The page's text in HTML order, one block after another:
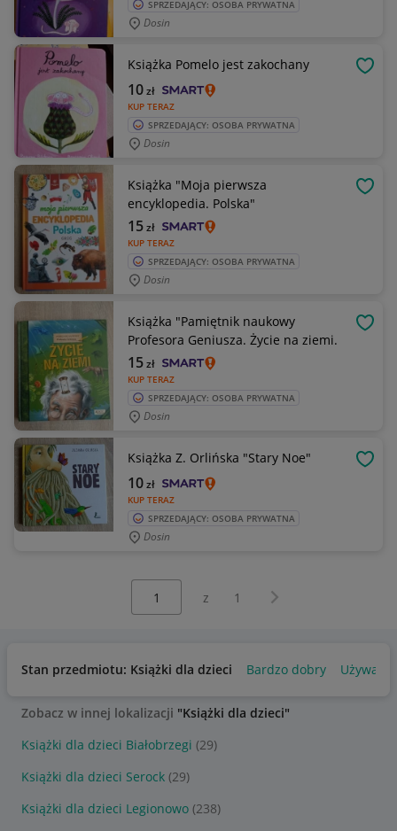
SPRZEDAJĄCY: OSOBA PRYWATNA
Dosin
Książka Pomelo jest zakochany
KUP TERAZ
10zł
SPRZEDAJĄCY: OSOBA PRYWATNA
Dosin
Książka "Moja pierwsza
encyklopedia. Polska"
KUP TERAZ
15zł
SPRZEDAJĄCY: OSOBA PRYWATNA
Dosin
Książka "Pamiętnik naukowy
Profesora Geniusza. Życie na ziemi.
KUP TERAZ
15zł
SPRZEDAJĄCY: OSOBA PRYWATNA
Dosin
Książka Z. Orlińska "Stary Noe"
KUP TERAZ
10zł
SPRZEDAJĄCY: OSOBA PRYWATNA
Dosin
z 1 Następna strona
Stan przedmiotu: Książki dla dzieci Bardzo dobry Używany
Zobacz w innej lokalizacji "Książki dla dzieci"
Książki dla dzieci Białobrzegi (29)
Książki dla dzieci Serock (29)
Książki dla dzieci Legionowo (238)